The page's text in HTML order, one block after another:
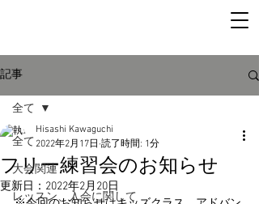
記事
全て
大会関連
レッスン、入会に関して
全て
フリー練習会のお知らせ
Hisashi Kawaguchi
2022年2月17日 読了時間: 1分
更新日： 2022年2月20日